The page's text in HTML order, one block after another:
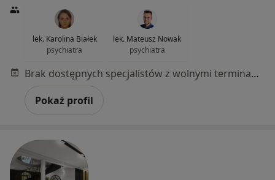
lek. Karolina Białek
psychiatra
lek. Mateusz Nowak
psychiatra
Brak dostępnych specjalistów z wolnymi terminami w tym centrum medycznym.
Pokaż profil